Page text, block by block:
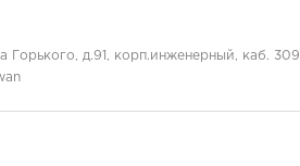
Горького, д.91, корп.инженерный, каб. 309